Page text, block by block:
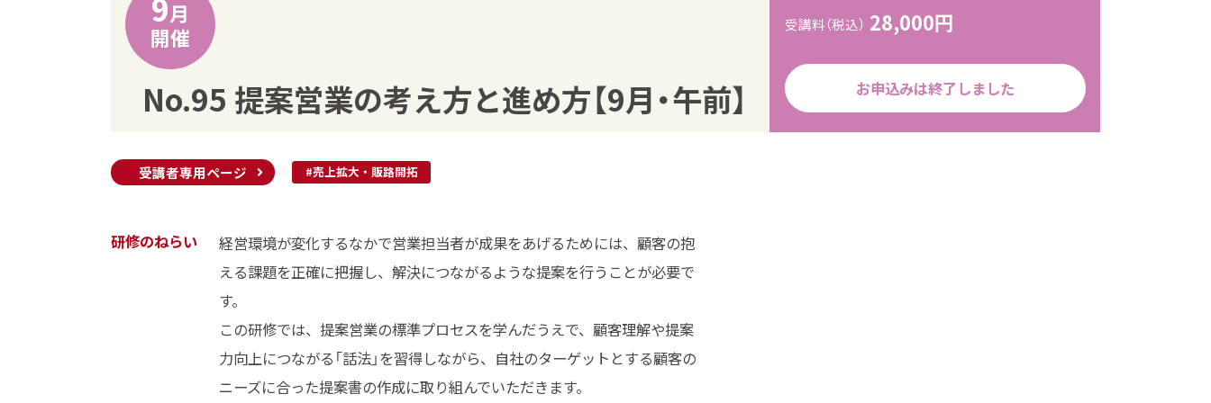
月
開催
No.95 提案営業の考え方と進め方【9月・午前】
受講料（税込） 28,000円
お申込みは終了しました
受講者専用ページ #売上拡大・販路開拓
研修のねらい
経営環境が変化するなかで営業担当者が成果をあげるためには、顧客の抱
える課題を正確に把握し、解決につながるような提案を行うことが必要で
す。
この研修では、提案営業の標準プロセスを学んだうえで、顧客理解や提案
力向上につながる「話法」を習得しながら、自社のターゲットとする顧客の
ニーズに合った提案書の作成に取り組んでいただきます。